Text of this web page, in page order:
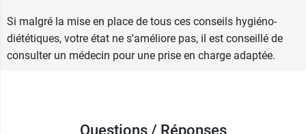
Si malgré la mise en place de tous ces conseils hygiéno-
diététiques, votre état ne s'améliore pas, il est conseillé de
consulter un médecin pour une prise en charge adaptée.
Questions / Réponses